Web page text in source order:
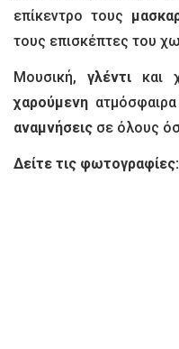
επίκεντρο τους
τους επισκέπτες του
Μουσική,γλέντι και
χαρούμενη
αναμνήσεις σε όλους
Δείτε τις φωτογραφίες: